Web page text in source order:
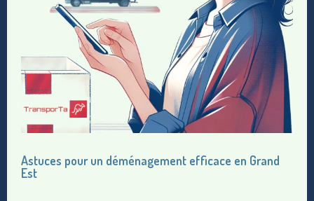
Astuces pour un déménagement efficace en Grand
Est